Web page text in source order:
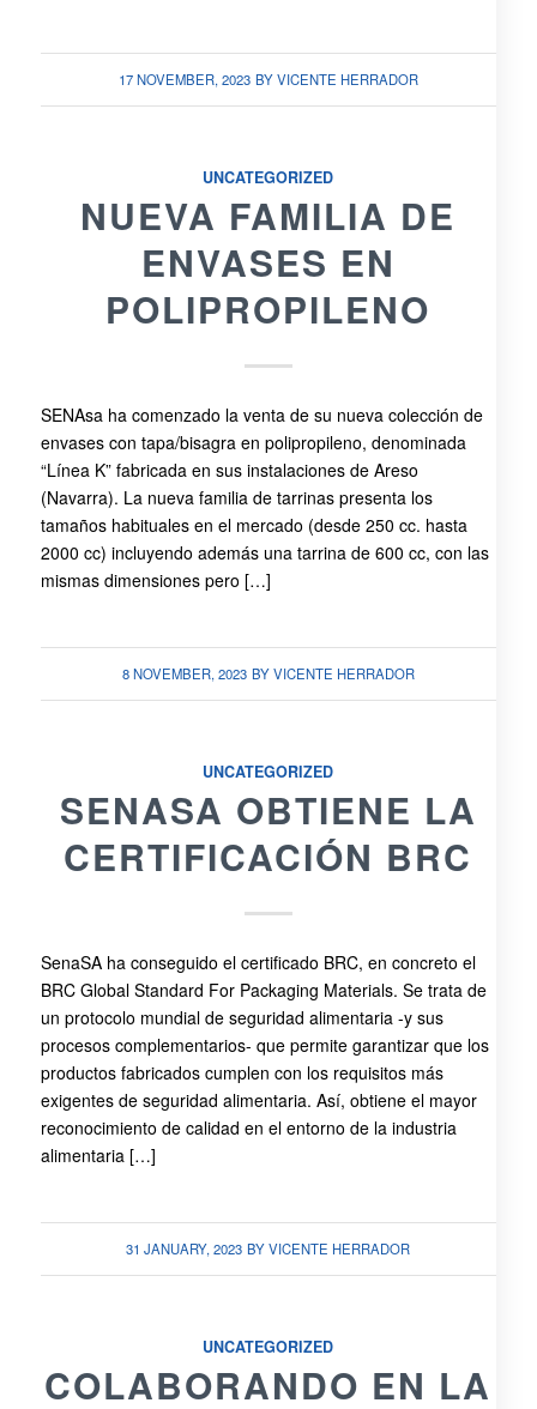
17 NOVEMBER, 2023 BYVICENTE HERRADOR
UNCATEGORIZED
NUEVA FAMILIA DE
ENVASES EN
POLIPROPILENO
SENAsa ha comenzado la venta de su nueva colección de
envases con tapa/bisagra en polipropileno, denominada
“Línea K” fabricada en sus instalaciones de Areso
(Navarra). La nueva familia de tarrinas presenta los
tamaños habituales en el mercado (desde 250 cc. hasta
2000 cc) incluyendo además una tarrina de 600 cc, con las
mismas dimensiones pero […]
8 NOVEMBER, 2023 BYVICENTE HERRADOR
UNCATEGORIZED
SENASA OBTIENE LA
CERTIFICACIÓN BRC
SenaSA ha conseguido el certificado BRC, en concreto el
BRC Global Standard For Packaging Materials. Se trata de
un protocolo mundial de seguridad alimentaria -y sus
procesos complementarios- que permite garantizar que los
productos fabricados cumplen con los requisitos más
exigentes de seguridad alimentaria. Así, obtiene el mayor
reconocimiento de calidad en el entorno de la industria
alimentaria […]
31 JANUARY, 2023 BYVICENTE HERRADOR
UNCATEGORIZED
COLABORANDO EN LA